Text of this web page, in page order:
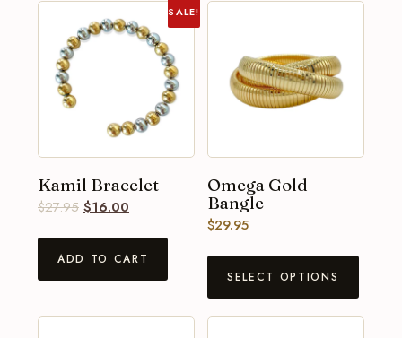
SALE!
Kamil Bracelet
$27.95 $16.00
ADD TO CART
Omega Gold
Bangle
$29.95
SELECT OPTIONS